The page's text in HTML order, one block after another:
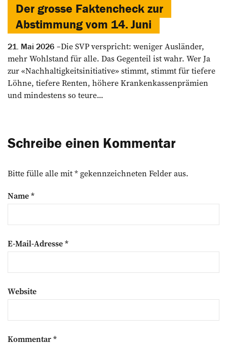
Der grosse Faktencheck zur
Abstimmung vom 14. Juni
21. Mai 2026
Die SVP verspricht: weniger Ausländer,
mehr Wohlstand für alle. Das Gegenteil ist wahr. Wer Ja
zur «Nachhaltigkeitsinitiative» stimmt, stimmt für tiefere
Löhne, tiefere Renten, höhere Krankenkassenprämien
und mindestens so teure...
Schreibe einen Kommentar
Bitte fülle alle mit * gekennzeichneten Felder aus.
Name*
E-Mail-Adresse*
Website
Kommentar*